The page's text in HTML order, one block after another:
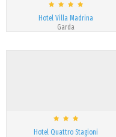
Hotel Villa Madrina
Garda
Hotel Quattro Stagioni